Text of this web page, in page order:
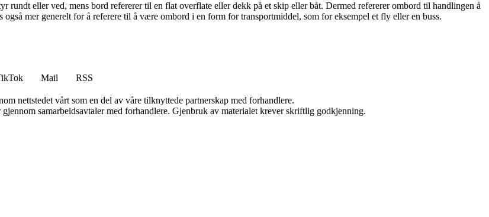
rundt eller ved, mens bord refererer til en flat overflate eller dekk på et skip eller båt. Dermed refererer ombord til handlingen å
mer generelt for å referere til å være ombord i en form for transportmiddel, som for eksempel et fly eller en buss.
Mail
RSS
nettstedet vårt som en del av våre tilknyttede partnerskap med forhandlere.
samarbeidsavtaler med forhandlere. Gjenbruk av materialet krever skriftlig godkjenning.